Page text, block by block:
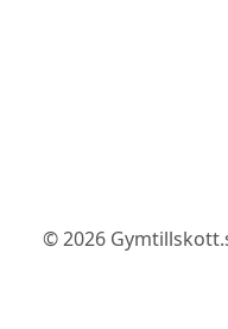
©2026